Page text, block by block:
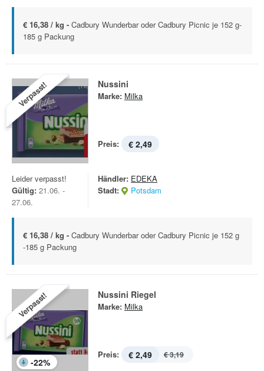
€ 16,38 / kg - Cadbury Wunderbar oder Cadbury Picnic je 152 g-
185 g Packung
Verpasst! Nussini
Marke: Milka
Preis: € 2,49
Leider verpasst!
Gültig: 21.06. -
27.06.
Händler: EDEKA
Stadt:
Potsdam
€ 16,38 / kg - Cadbury Wunderbar oder Cadbury Picnic je 152 g
-185 g Packung
Verpasst!
-22%
Nussini Riegel
Marke: Milka
Preis: € 2,49 € 3,19